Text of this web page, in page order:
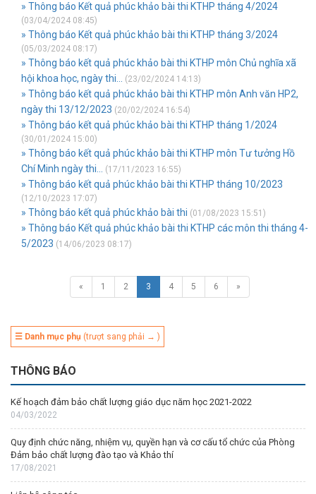
» Thông báo Kết quả phúc khảo bài thi KTHP tháng 4/2024
(03/04/2024 08:45)
» Thông báo Kết quả phúc khảo bài thi KTHP tháng 3/2024
(05/03/2024 08:17)
» Thông báo kết quả phúc khảo bài thi KTHP môn Chủ nghĩa xã
hội khoa học, ngày thi...
(23/02/2024 14:13)
» Thông báo kết quả phúc khảo bài thi KTHP môn Anh văn HP2,
ngày thi 13/12/2023 (20/02/2024 16:54)
» Thông báo kết quả phúc khảo bài thi KTHP tháng 1/2024
(30/01/2024 15:00)
» Thông báo kết quả phúc khảo bài thi KTHP môn Tư tưởng Hồ
Chí Minh ngày thi...
(17/11/2023 16:55)
» Thông báo kết quả phúc khảo bài thi KTHP tháng 10/2023
(12/10/2023 17:07)
» Thông báo kết quả phúc khảo bài thi (01/08/2023 15:51)
» Thông báo Kết quả phúc khảo bài thi KTHP các môn thi tháng 4-
5/2023 (14/06/2023 08:17)
« 1 2 3 4 5 6 »
☰ Danh mục phụ (trượt sang phải → )
THÔNG BÁO
Kế hoạch đảm bảo chất lượng giáo dục năm học 2021-2022
04/03/2022
Quy định chức năng, nhiệm vụ, quyền hạn và cơ cấu tổ chức của Phòng
Đảm bảo chất lượng đào tạo và Khảo thí
17/08/2021